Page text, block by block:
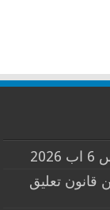
قانون تعليق